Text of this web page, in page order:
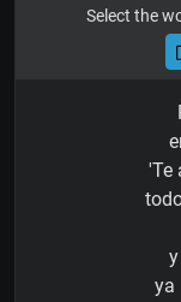
Select the
'Te
ya